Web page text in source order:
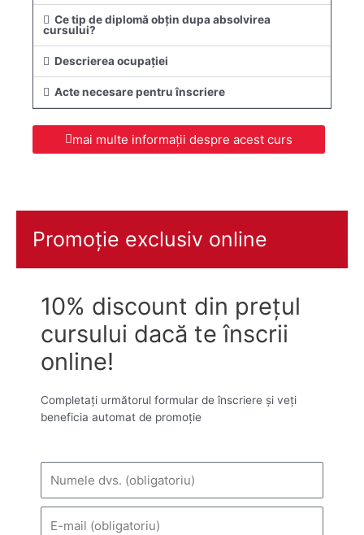
Ce tip de diplomă obţin dupa absolvirea
cursului?
Descrierea ocupației
Acte necesare pentru înscriere
mai multe informații despre acest curs
Promoție exclusiv online
10% discount din prețul
cursului dacă te înscrii
online!
Completați următorul formular de înscriere și veți
beneficia automat de promoție